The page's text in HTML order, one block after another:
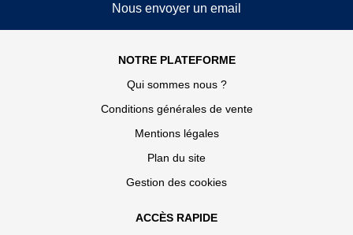
Nous envoyer un email
NOTRE PLATEFORME
Qui sommes nous ?
Conditions générales de vente
Mentions légales
Plan du site
Gestion des cookies
ACCÈS RAPIDE